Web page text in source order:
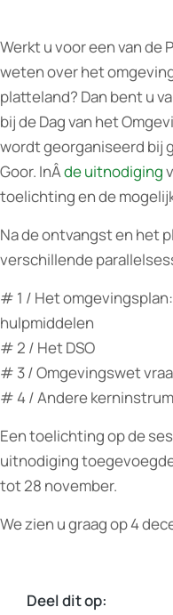
Werkt u voor een van de
weten over het
platteland? Dan bent u
bij de Dag van het
wordt georganiseerd bij
Goor. InÂde uitnodiging
toelichting en de
Na de ontvangst en het
verschillende
# 1 / Het
hulpmiddelen
# 2 / Het DSO
# 3 / Omgevingswet
# 4 / Andere
Een toelichting op de
uitnodiging
tot 28 november.
We zien u graag op 4
Deel dit op: